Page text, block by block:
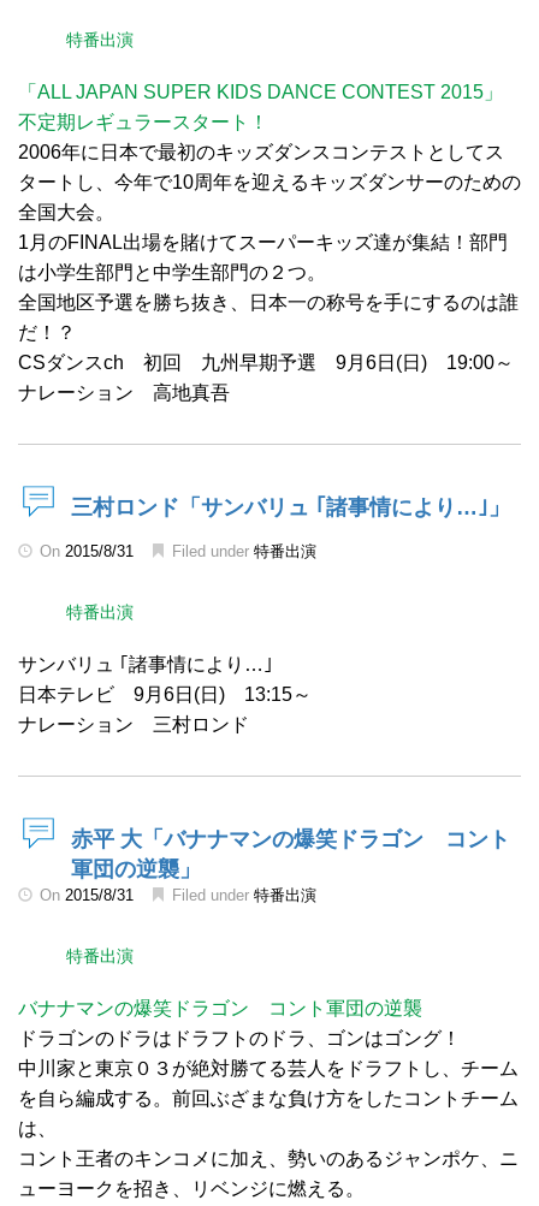
特番出演
「ALL JAPAN SUPER KIDS DANCE CONTEST 2015」
不定期レギュラースタート！
2006年に日本で最初のキッズダンスコンテストとしてス
タートし、今年で10周年を迎えるキッズダンサーのための
全国大会。
1月のFINAL出場を賭けてスーパーキッズ達が集結！部門
は小学生部門と中学生部門の２つ。
全国地区予選を勝ち抜き、日本一の称号を手にするのは誰
だ！？
CSダンスch 初回 九州早期予選 9月6日(日) 19:00～
ナレーション 高地真吾
三村ロンド「サンバリュ ｢諸事情により…｣」
On 2015/8/31 Filed under 特番出演
特番出演
サンバリュ ｢諸事情により…｣
日本テレビ 9月6日(日) 13:15～
ナレーション 三村ロンド
赤平 大「バナナマンの爆笑ドラゴン コント
軍団の逆襲」
On 2015/8/31 Filed under 特番出演
特番出演
バナナマンの爆笑ドラゴン コント軍団の逆襲
ドラゴンのドラはドラフトのドラ、ゴンはゴング！
中川家と東京０３が絶対勝てる芸人をドラフトし、チーム
を自ら編成する。前回ぶざまな負け方をしたコントチーム
は、
コント王者のキンコメに加え、勢いのあるジャンポケ、ニ
ューヨークを招き、リベンジに燃える。